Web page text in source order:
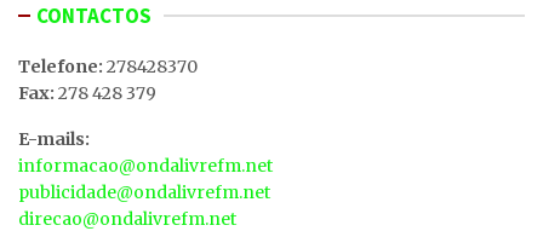
CONTACTOS
Telefone: 278428370
Fax: 278 428 379
E-mails:
informacao@ondalivrefm.net
publicidade@ondalivrefm.net
direcao@ondalivrefm.net